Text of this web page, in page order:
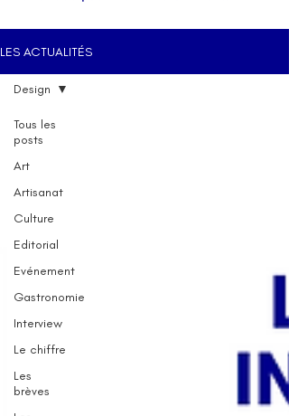
LES ACTUALITÉS
Tous les
posts
Art
Artisanat
Culture
Editorial
Evénement
Gastronomie
Interview
Le chiffre
Les
brèves
Design